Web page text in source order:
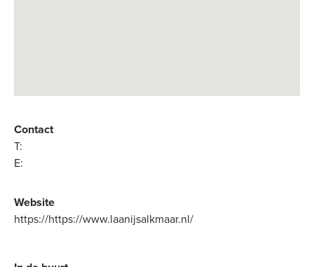
Contact
T:
E:
Website
https://https://www.laanijsalkmaar.nl/